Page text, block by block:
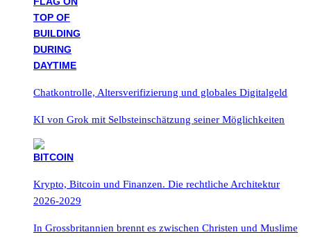
Chatkontrolle, Altersverifizierung und globales Digitalgeld
KI von Grok mit Selbsteinschätzung seiner Möglichkeiten
Krypto, Bitcoin und Finanzen. Die rechtliche Architektur
2026-2029
In Grossbritannien brennt es zwischen Christen und Muslime